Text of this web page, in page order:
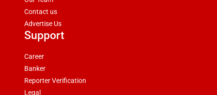
Contact us
Advertise Us
Support
Career
Banker
Reporter Verification
Legal